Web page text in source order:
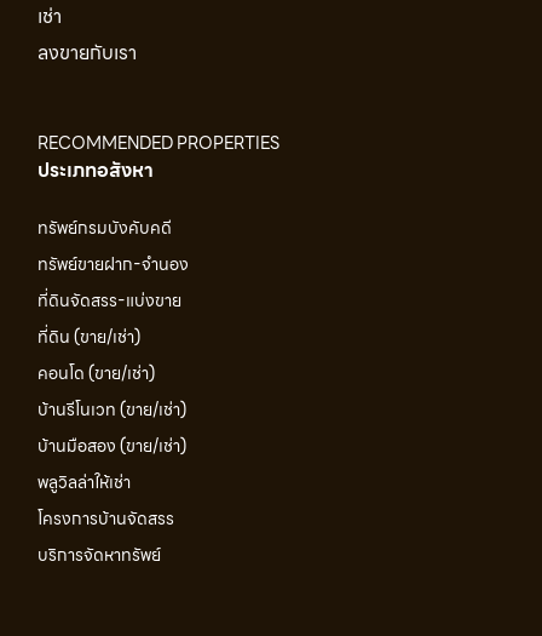
เช่า
ลงขายกับเรา
RECOMMENDED PROPERTIES
ประเภทอสังหา
ทรัพย์กรมบังคับคดี
ทรัพย์ขายฝาก-จำนอง
ที่ดินจัดสรร-แบ่งขาย
ที่ดิน (ขาย/เช่า)
คอนโด (ขาย/เช่า)
บ้านรีโนเวท (ขาย/เช่า)
บ้านมือสอง (ขาย/เช่า)
พลูวิลล่าให้เช่า
โครงการบ้านจัดสรร
บริการจัดหาทรัพย์